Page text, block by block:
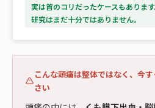
実は首のコリだったケースもありま
研究はまだ十分ではありません。
こんな頭痛は整体ではなく、今
さい